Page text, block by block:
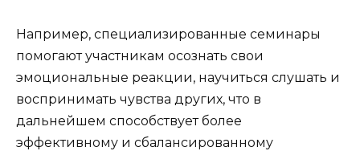
Например, специализированные семинары
помогают участникам осознать свои
эмоциональные реакции, научиться слушать и
воспринимать чувства других, что в
дальнейшем способствует более
эффективному и сбалансированному